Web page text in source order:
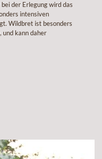
der Erlegung wird das
intensiven
Wildbret ist besonders
und kann daher